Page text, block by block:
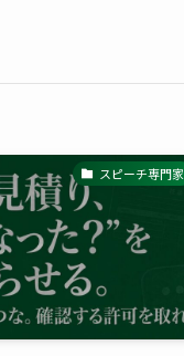
スピーチ専門家